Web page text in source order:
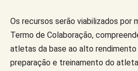
Os recursos serão viabilizados por
Termo de Colaboração,
atletas da base ao alto
preparação e treinamento do